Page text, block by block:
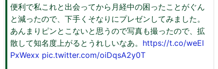
便利で私これと出会ってから月経中の困ったことがぐん
と減ったので、下手くそなりにプレゼンしてみました。
あんまりピンとこないと思うので写真も撮ったので、拡
散して知名度上がるとうれしいなあ。 https://t.co/weEI
PxWexx pic.twitter.com/oiDqsA2y0T